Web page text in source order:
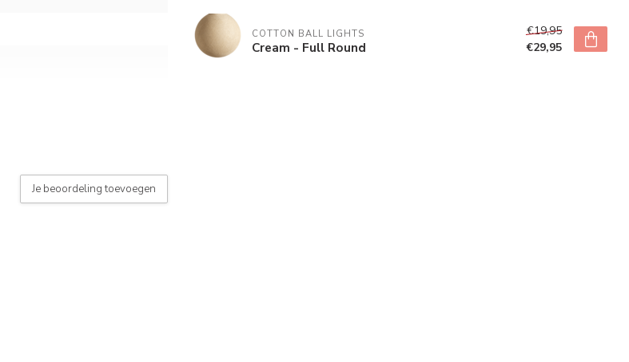
Je beoordeling toevoegen
COTTON BALL LIGHTS
Cream - Full Round
€19,95
€29,95